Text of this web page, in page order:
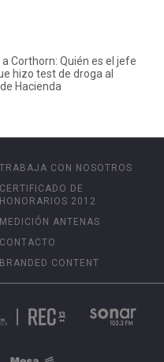
Corthorn: Quién es el jefe
hizo test de droga al
Hacienda
TRABAJA CON NOSOTROS
CERTIFICADO DE
HONORARIOS 2012
MEDICIÓN ANTENAS
CONTACTO
BRANDED CONTENT